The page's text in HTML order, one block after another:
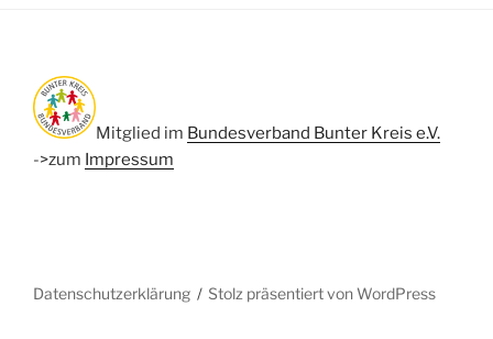
Mitglied im Bundesverband Bunter Kreis e.V.
->zum Impressum
Datenschutzerklärung Stolz präsentiert von WordPress